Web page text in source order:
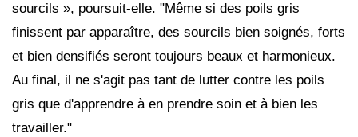
sourcils », poursuit-elle. "Même si des poils gris
finissent par apparaître, des sourcils bien soignés, forts
et bien densifiés seront toujours beaux et harmonieux.
Au final, il ne s'agit pas tant de lutter contre les poils
gris que d'apprendre à en prendre soin et à bien les
travailler."